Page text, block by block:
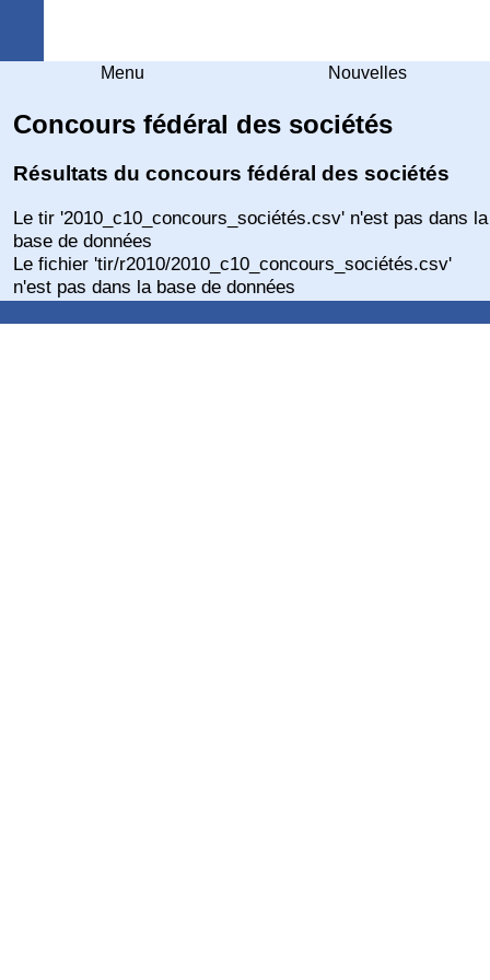
Menu Nouvelles
Concours fédéral des sociétés
Résultats du concours fédéral des sociétés
Le tir '2010_c10_concours_sociétés.csv' n'est pas dans la
base de données
Le fichier 'tir/r2010/2010_c10_concours_sociétés.csv'
n'est pas dans la base de données